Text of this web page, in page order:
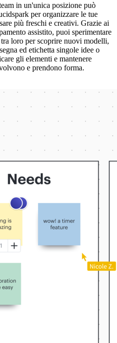
in un'unica posizione può
per organizzare le tue
più freschi e creativi. Grazie ai
assistito, puoi sperimentare
loro per scoprire nuovi modelli,
ed etichetta singole idee o
gli elementi e mantenere
e prendono forma.